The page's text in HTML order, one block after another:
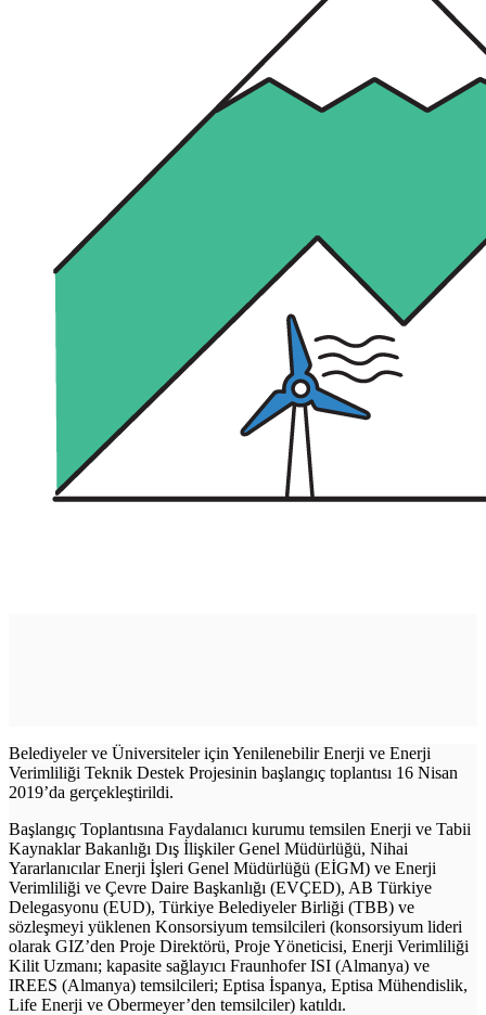
Belediyeler ve Üniversiteler için Yenilenebilir Enerji ve Enerji
Verimliliği Teknik Destek Projesinin başlangıç toplantısı 16 Nisan
2019’da gerçekleştirildi.
Başlangıç Toplantısına Faydalanıcı kurumu temsilen Enerji ve Tabii
Kaynaklar Bakanlığı Dış İlişkiler Genel Müdürlüğü, Nihai
Yararlanıcılar Enerji İşleri Genel Müdürlüğü (EİGM) ve Enerji
Verimliliği ve Çevre Daire Başkanlığı (EVÇED), AB Türkiye
Delegasyonu (EUD), Türkiye Belediyeler Birliği (TBB) ve
sözleşmeyi yüklenen Konsorsiyum temsilcileri (konsorsiyum lideri
olarak GIZ’den Proje Direktörü, Proje Yöneticisi, Enerji Verimliliği
Kilit Uzmanı; kapasite sağlayıcı Fraunhofer ISI (Almanya) ve
IREES (Almanya) temsilcileri; Eptisa İspanya, Eptisa Mühendislik,
Life Enerji ve Obermeyer’den temsilciler) katıldı.